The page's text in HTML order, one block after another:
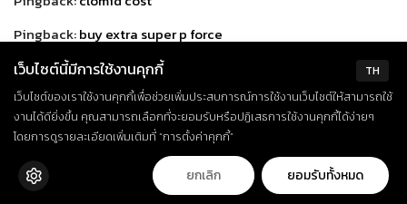
Pingback:buy extra super p force
Pingback:androgel controlled substance
Pingback:metronidazole over the counter substitute
Pingback:scavista
Pingback:
is Vidalista the same as cialis
TH
เว็บไซต์นี้มีการใช้งานคุกกี้
เว็บไซต์ของเราใช้งานคุกกี้เพื่อช่วยเพิ่มประสบการณ์การใช้งานเว็บไซต์ให้สามารถใช้
งานได้ดียิ่งขึ้น คุณสามารถเลือกที่จะยอมรับหรือปฏิเสธการใช้งานคุกกี้ได้ง่ายๆ
โดยการดูรายละเอียดเพิ่มเติมที่ “การตั้งค่าคุกกี้”
ยกเลิก ยอมรับทั้งหมด